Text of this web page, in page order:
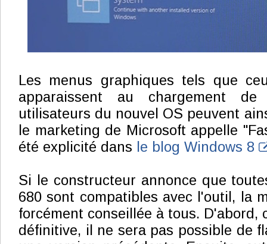
Les menus graphiques tels que
apparaissent au chargement
utilisateurs du nouvel OS peuvent
le marketing de Microsoft appelle
été explicité dans le blog Windows 8
Si le constructeur annonce que
680 sont compatibles avec l'outil, la
forcément conseillée à tous. D'abord,
définitive, il ne sera pas possible de